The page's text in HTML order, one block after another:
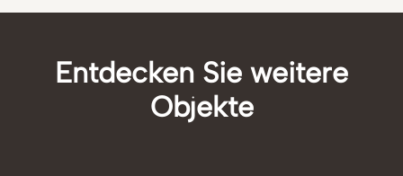
Entdecken Sie weitere
Objekte